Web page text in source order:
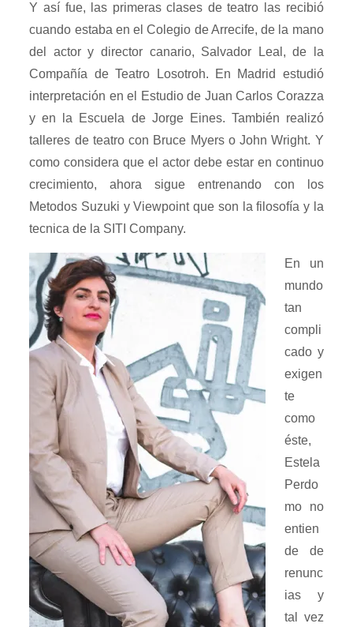
Y así fue, las primeras clases de teatro las recibió
cuando estaba en el Colegio de Arrecife, de la mano
del actor y director canario, Salvador Leal, de la
Compañía de Teatro Losotroh. En Madrid estudió
interpretación en el Estudio de Juan Carlos Corazza
y en la Escuela de Jorge Eines. También realizó
talleres de teatro con Bruce Myers o John Wright. Y
como considera que el actor debe estar en continuo
crecimiento, ahora sigue entrenando con los
Metodos Suzuki y Viewpoint que son la filosofía y la
tecnica de la SITI Company.
En un
mundo
tan
compli
cado y
exigen
te
como
éste,
Estela
Perdo
mo no
entien
de de
renunc
ias y
tal vez